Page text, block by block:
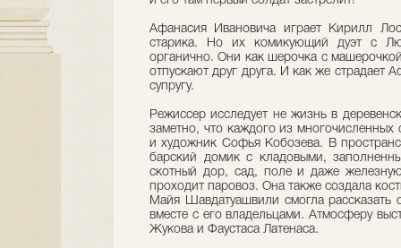
Афанасия Ивановича играет Кирилл
старика. Но их комикующий дуэт с
органично. Они как шерочка с
отпускают друг друга. И как же страдает
супругу.
Режиссер исследует не жизнь в
заметно, что каждого из многочисленных
и художник Софья Кобозева. В
барский домик с кладовыми,
скотный дор, сад, поле и даже
проходит паровоз. Она также создала
Майя Шавдатуашвили смогла рассказать
вместе с его владельцами. Атмосферу
Жукова и Фаустаса Латенаса.